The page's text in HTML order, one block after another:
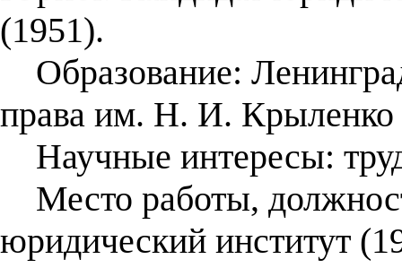
(1951).
Образование:
права им. Н. И. Крыленко
Научные интересы:
Место работы,
юридический институт